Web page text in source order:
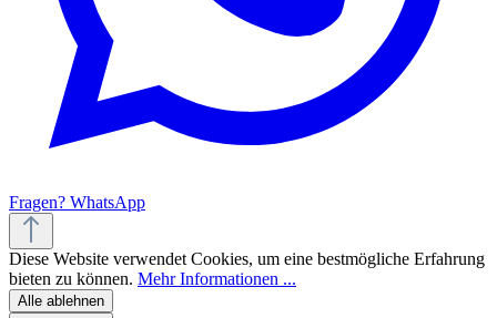
Fragen? WhatsApp
Diese Website verwendet Cookies, um eine bestmögliche Erfahrung
bieten zu können. Mehr Informationen ...
Alle ablehnen